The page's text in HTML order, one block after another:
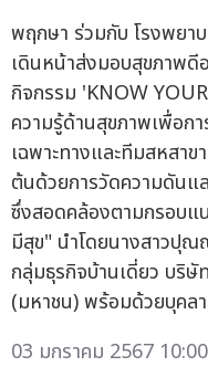
พฤกษา ร่วมกับ โรงพยา
เดินหน้าส่งมอบสุขภาพ
กิจกรรม 'KNOW
ความรู้ด้านสุขภาพเพื่อก
เฉพาะทางและทีมสหสา
ต้นด้วยการวัดความดันแ
ซึ่งสอดคล้องตามกรอบ
มีสุข" นำโดยนางสาวปุ
กลุ่มธุรกิจบ้านเดี่ยว บริษั
(มหาชน) พร้อมด้วยบุคล
03 มกราคม 2567